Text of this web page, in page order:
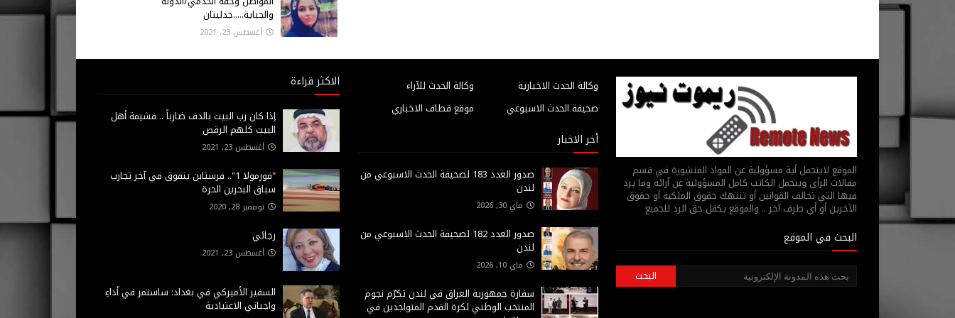
والجباية.....جدليتان
أغسطس 23, 2021
الموقع لايتحمل أية مسؤولية عن المواد المنشورة في قسم
مقالات الرأي ويتحمل الكاتب كامل المسؤولية عن أرائه وما يرد
فيها التي تخالف القوانين أو تنتهك حقوق الملكية أو حقوق
الآخرين أو أي طرف آخر .. والموقع يكفل حق الرد للجميع
البحث في الموقع
وكالة الحدث للآراء
وكالة الحدث الاخبارية
موقع قطاف الاخباري
صحيفة الحدث الاسبوعي
أخر الاخبار
صدور العدد 183 لصحيفة الحدث الاسبوعي من
لندن
ماي 30, 2026
صدور العدد 182 لصحيفة الحدث الاسبوعي من
لندن
ماي 10, 2026
سفارة جمهورية العراق في لندن تكرّم نجوم
المنتخب الوطني لكرة القدم المتواجدين في
الاكثر قراءة
إذا كان رب البيت بالدف ضارباً .. فشيمة أهل
البيت كلهم الرقص
أغسطس 23, 2021
"فورمولا 1".. فرستابن يتفوق في آخر تجارب
سباق البحرين الحرة
نوفمبر 28, 2020
رجائي
أغسطس 23, 2021
السفير الأميركي في بغداد: ساستمر في أداءِ
واجباتي الاعتيادية